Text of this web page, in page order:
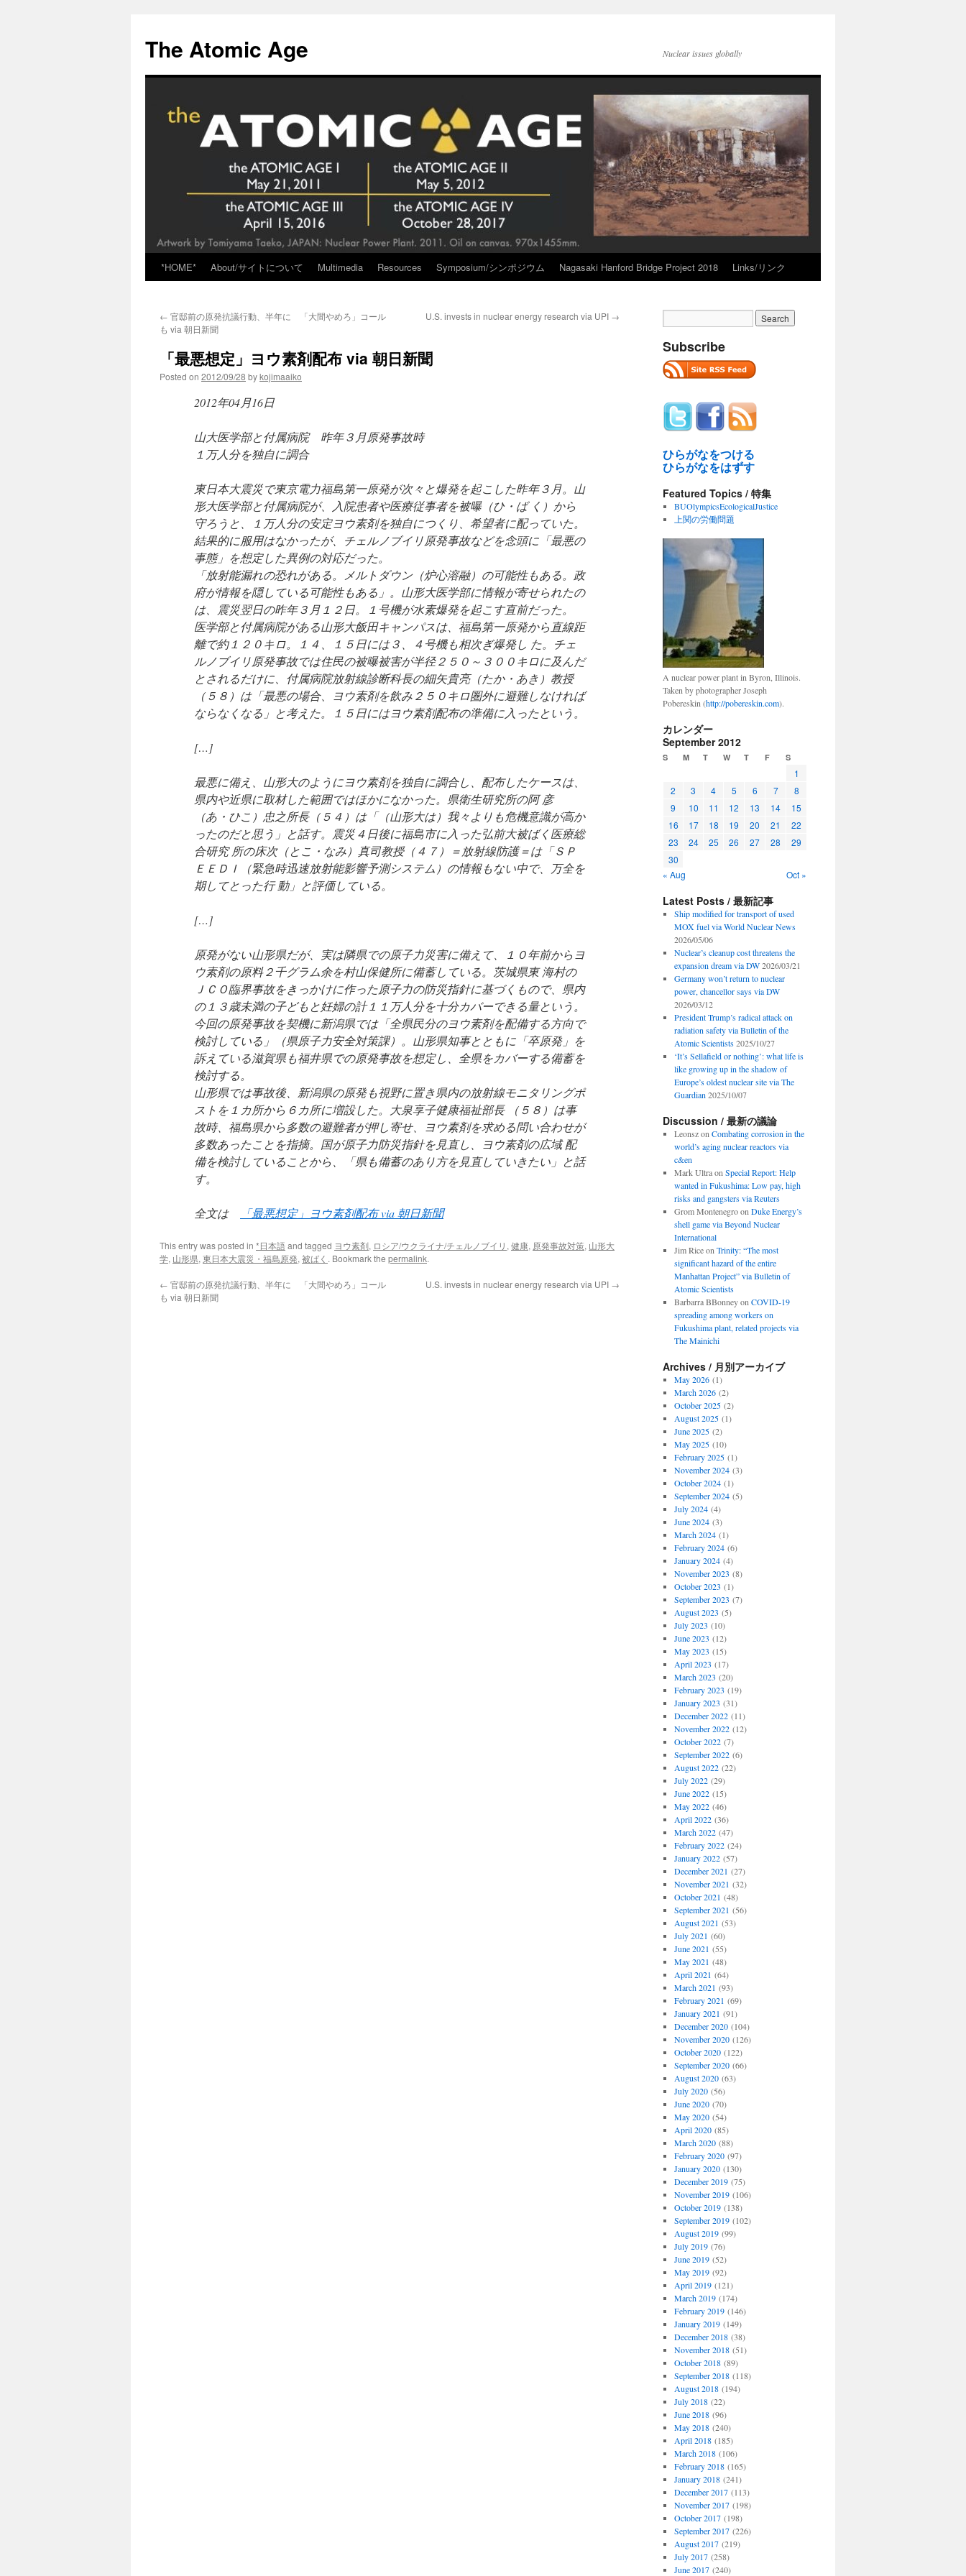
content
The Atomic Age Nuclear issues globally
*HOME* About/サイトについて Multimedia Resources Symposium/シンポジウム Nagasaki Hanford Bridge Project 2018 Links/リンク
← 官邸前の原発抗議行動、半年に 「大間やめろ」コール
も via 朝日新聞
U.S. invests in nuclear energy research via UPI →
「最悪想定」ヨウ素剤配布 via 朝日新聞
Posted on 2012/09/28 bykojimaaiko
2012年04月16日
山大医学部と付属病院 昨年３月原発事故時
１万人分を独自に調合
東日本大震災で東京電力福島第一原発が次々と爆発を起こした昨年３月。山
形大医学部と付属病院が、入院患者や医療従事者を被曝（ひ・ば く）から
守ろうと、１万人分の安定ヨウ素剤を独自につくり、希望者に配っていた。
結果的に服用はなかったが、チェルノブイリ原発事故などを念頭に「最悪の
事態」を想定した異例の対応だった。
「放射能漏れの恐れがある。メルトダウン（炉心溶融）の可能性もある。政
府が情報を隠している可能性もある」。山形大医学部に情報が寄せられたの
は、震災翌日の昨年３月１２日。１号機が水素爆発を起こす直前だった。
医学部と付属病院がある山形大飯田キャンパスは、福島第一原発から直線距
離で約１２０キロ。１４、１５日には３、４号機も相次ぎ爆発し た。チェ
ルノブイリ原発事故では住民の被曝被害が半径２５０～３００キロに及んだ
とされるだけに、付属病院放射線診断科長の細矢貴亮（たか・あき）教授
（５８）は「最悪の場合、ヨウ素剤を飲み２５０キロ圏外に避難しなければ
ならなくなる」と考えた。１５日にはヨウ素剤配布の準備に入ったという。
[…]
最悪に備え、山形大のようにヨウ素剤を独自に調合し、配布したケースは、
県内や近県に取材した範囲ではほかになかった。県衛生研究所の阿 彦
（あ・ひこ）忠之所長（５４）は「（山形大は）我々よりも危機意識が高か
ったのだと思う」と話す。震災４日後に福島市に入った弘前大被ばく医療総
合研究 所の床次（とこ・なみ）真司教授（４７）＝放射線防護＝は「ＳＰ
ＥＥＤＩ（緊急時迅速放射能影響予測システム）の情報もない中で、万全を
期してとった行 動」と評価している。
[…]
原発がない山形県だが、実は隣県での原子力災害に備えて、１０年前からヨ
ウ素剤の原料２千グラム余を村山保健所に備蓄している。茨城県東 海村の
ＪＣＯ臨界事故をきっかけに作った原子力の防災指針に基づくもので、県内
の１３歳未満の子どもと妊婦の計１１万人分を十分カバーできる量という。
今回の原発事故を契機に新潟県では「全県民分のヨウ素剤を配備する方向で
検討している」（県原子力安全対策課）。山形県知事とともに「卒原発」を
訴えている滋賀県も福井県での原発事故を想定し、全県をカバーする備蓄を
検討する。
山形県では事故後、新潟県の原発も視野に置き県内の放射線モニタリングポ
ストを１カ所から６カ所に増設した。大泉享子健康福祉部長 （５８）は事
故時、福島県から多数の避難者が押し寄せ、ヨウ素剤を求める問い合わせが
多数あったことを指摘。国が原子力防災指針を見直し、ヨウ素剤の広域 配
備を検討していることから、「県も備蓄のあり方を見直していきたい」と話
す。
全文は 「最悪想定」ヨウ素剤配布 via 朝日新聞
This entry was posted in *日本語and tagged ヨウ素剤, ロシア/ウクライナ/チェルノブイリ , 健康, 原発事故対策, 山形大
学, 山形県, 東日本大震災・福島原発, 被ばく . Bookmark the permalink.
← 官邸前の原発抗議行動、半年に 「大間やめろ」コール
も via 朝日新聞
U.S. invests in nuclear energy research via UPI →
Subscribe
ひらがなをつける
ひらがなをはずす
Featured Topics / 特集
BUOlympicsEcologicalJustice
上関の労働問題
A nuclear power plant in Byron, Illinois.
Taken by photographer Joseph
Pobereskin (http://pobereskin.com).
カレンダー
September 2012
S M T W T F S
1
2
3 4 5 6 7
8
9
10 11 12 13 14
15
16
17 18 19 20 21
22
23
24 25 26 27 28
29
30
« Aug
Oct »
Latest Posts / 最新記事
Ship modified for transport of used
MOX fuel via World Nuclear News
2026/05/06
Nuclear’s cleanup cost threatens the
expansion dream via DW 2026/03/21
Germany won’t return to nuclear
power, chancellor says via DW
2026/03/12
President Trump’s radical attack on
radiation safety via Bulletin of the
Atomic Scientists 2025/10/27
‘It’s Sellafield or nothing’: what life is
like growing up in the shadow of
Europe’s oldest nuclear site via The
Guardian 2025/10/07
Discussion / 最新の議論
Leonszon Combating corrosion in the
world’s aging nuclear reactors via
c&en
Mark Ultraon Special Report: Help
wanted in Fukushima: Low pay, high
risks and gangsters via Reuters
Grom Montenegroon Duke Energy’s
shell game via Beyond Nuclear
International
Jim Riceon Trinity: “The most
significant hazard of the entire
Manhattan Project” via Bulletin of
Atomic Scientists
Barbarra BBonneyon COVID-19
spreading among workers on
Fukushima plant, related projects via
The Mainichi
Archives / 月別アーカイブ
May 2026(1)
March 2026(2)
October 2025(2)
August 2025(1)
June 2025(2)
May 2025(10)
February 2025(1)
November 2024(3)
October 2024(1)
September 2024(5)
July 2024(4)
June 2024(3)
March 2024(1)
February 2024(6)
January 2024(4)
November 2023 (8)
October 2023 (1)
September 2023 (7)
August 2023 (5)
July 2023 (10)
June 2023 (12)
May 2023 (15)
April 2023 (17)
March 2023 (20)
February 2023 (19)
January 2023 (31)
December 2022(11)
November 2022(12)
October 2022(7)
September 2022(6)
August 2022(22)
July 2022(29)
June 2022(15)
May 2022(46)
April 2022(36)
March 2022(47)
February 2022(24)
January 2022(57)
December 2021 (27)
November 2021 (32)
October 2021 (48)
September 2021 (56)
August 2021 (53)
July 2021 (60)
June 2021 (55)
May 2021 (48)
April 2021 (64)
March 2021 (93)
February 2021 (69)
January 2021 (91)
December 2020(104)
November 2020(126)
October 2020(122)
September 2020(66)
August 2020(63)
July 2020(56)
June 2020(70)
May 2020(54)
April 2020(85)
March 2020(88)
February 2020(97)
January 2020(130)
December 2019(75)
November 2019(106)
October 2019(138)
September 2019(102)
August 2019(99)
July 2019(76)
June 2019(52)
May 2019(92)
April 2019(121)
March 2019(174)
February 2019(146)
January 2019(149)
December 2018(38)
November 2018(51)
October 2018(89)
September 2018(118)
August 2018(194)
July 2018(22)
June 2018(96)
May 2018(240)
April 2018(185)
March 2018(106)
February 2018(165)
January 2018(241)
December 2017(113)
November 2017(198)
October 2017(198)
September 2017(226)
August 2017(219)
July 2017(258)
June 2017(240)